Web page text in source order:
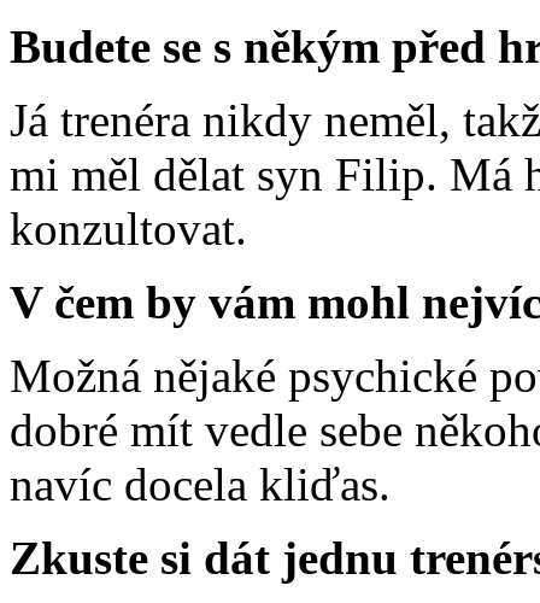
Budete se s někým před
Já trenéra nikdy neměl,
mi měl dělat syn Filip. Má
konzultovat.
V čem by vám mohl
Možná nějaké psychické
dobré mít vedle sebe
navíc docela kliďas.
Zkuste si dát jednu